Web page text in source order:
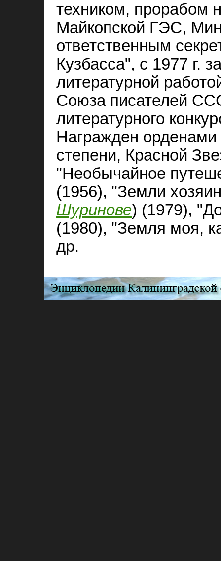
техником, прорабом
Майкопской ГЭС,
ответственным
Кузбасса", с 1977 г.
литературной
Союза писателей
литературного
Награжден
степени, Красной
"Необычайное
(1956), "Земли
Шуринове) (1979),
(1980), "Земля моя,
др.